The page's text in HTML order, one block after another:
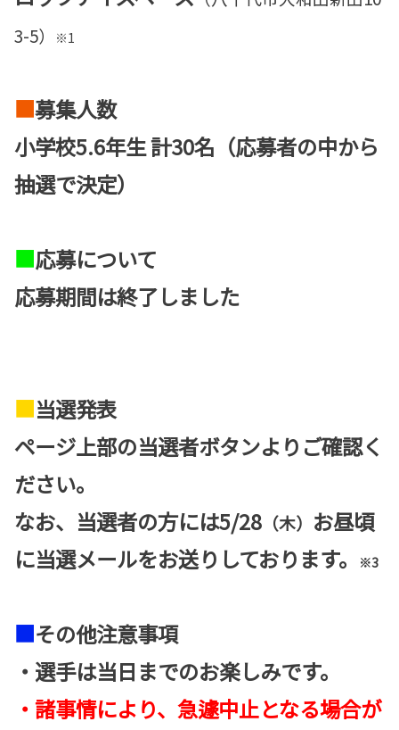
3-5）
※1
■募集人数
小学校5.6年生 計30名（応募者の中から
抽選で決定）
■応募について
応募期間は終了しました
■当選発表
ページ上部の当選者ボタンよりご確認く
ださい。
なお、当選者の方には5/28 （木） お昼頃
に当選メールをお送りしております。
※3
■その他注意事項
・選手は当日までのお楽しみです。
・諸事情により、急遽中止となる場合が